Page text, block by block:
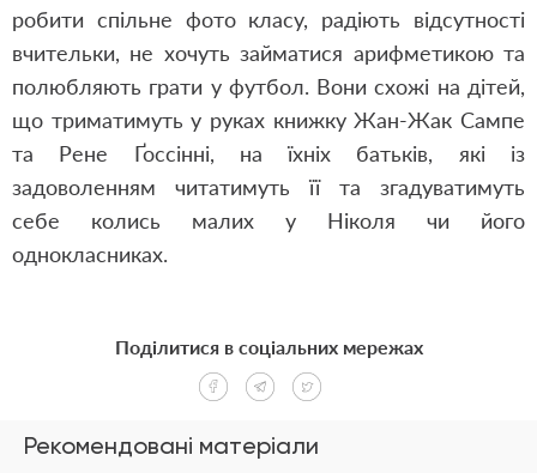
робити спільне фото класу, радіють відсутності
вчительки, не хочуть займатися арифметикою та
полюбляють грати у футбол. Вони схожі на дітей,
що триматимуть у руках книжку Жан-Жак Сампе
та Рене Ґоссінні, на їхніх батьків, які із
задоволенням читатимуть її та згадуватимуть
себе колись малих у Ніколя чи його
однокласниках.
Рекомендовані матеріали
Поділитися в соціальних мережах